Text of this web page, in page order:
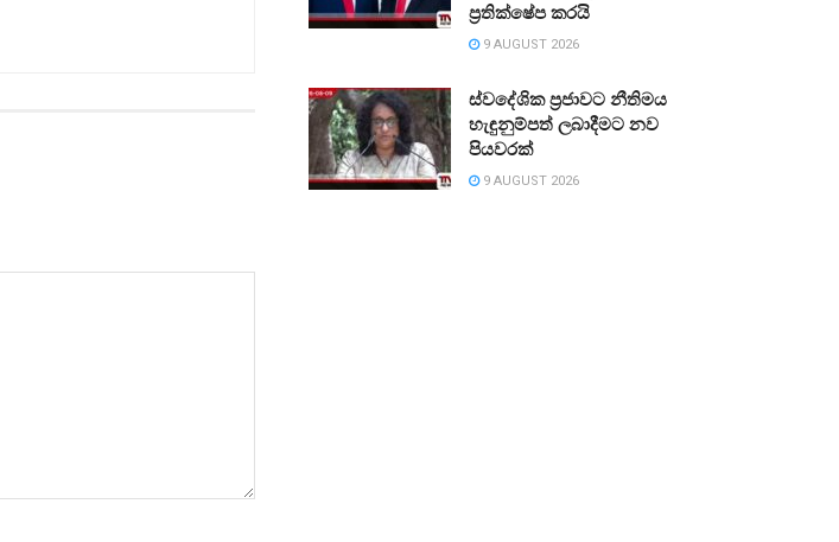
ප්‍රතික්ෂේප කරයි
9 AUGUST 2026
ස්වදේශික ප්‍රජාවට නීතිමය
හැඳුනුම්පත් ලබාදීමට නව
පියවරක්
9 AUGUST 2026